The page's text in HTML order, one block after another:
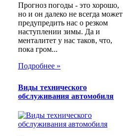
Прогноз погоды - это хорошо,
но и он далеко не всегда может
предупредить нас о резком
наступлении зимы. Да и
менталитет у нас таков, что,
пока гром...
Подробнее »
Виды технического
обслуживания автомобиля